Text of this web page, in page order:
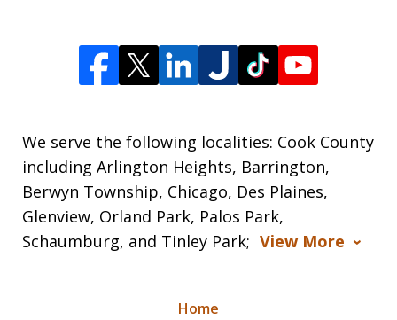
We serve the following localities: Cook County
including Arlington Heights, Barrington,
Berwyn Township, Chicago, Des Plaines,
Glenview, Orland Park, Palos Park,
Schaumburg, and Tinley Park; View More
Home